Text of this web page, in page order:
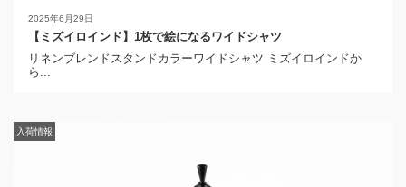
2025年6月29日
【ミズイロインド】1枚で絵になるワイドシャツ
リネンブレンドスタンドカラーワイドシャツ ミズイロインドか
ら...
入荷情報